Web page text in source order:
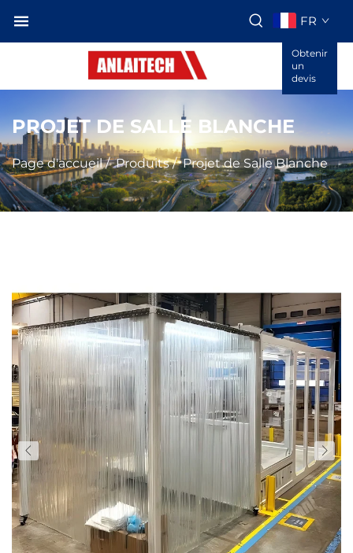
FR
Obtenir
un
devis
PROJET DE SALLE BLANCHE
Page d'accueil/Produits/Projet de Salle Blanche